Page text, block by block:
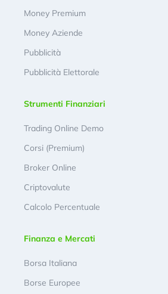
Money Premium
Money Aziende
Pubblicità
Pubblicità Elettorale
Strumenti Finanziari
Trading Online Demo
Corsi (Premium)
Broker Online
Criptovalute
Calcolo Percentuale
Finanza e Mercati
Borsa Italiana
Borse Europee